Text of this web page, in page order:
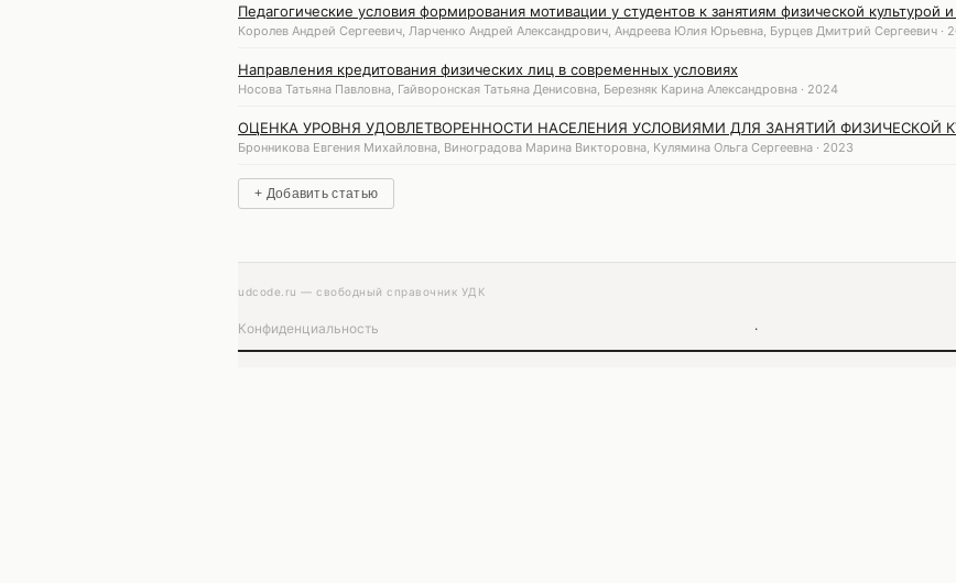
Педагогические условия формирования мотивации у студентов к занятиям физической культурой
Королев Андрей Сергеевич, Ларченко Андрей Александрович, Андреева Юлия Юрьевна, Бурцев Дмитрий Сергеевич ·
Направления кредитования физических лиц в современных условиях
Носова Татьяна Павловна, Гайворонская Татьяна Денисовна, Березняк Карина Александровна · 2024
ОЦЕНКА УРОВНЯ УДОВЛЕТВОРЕННОСТИ НАСЕЛЕНИЯ УСЛОВИЯМИ ДЛЯ ЗАНЯТИЙ ФИЗИЧЕСКОЙ
Бронникова Евгения Михайловна, Виноградова Марина Викторовна, Кулямина Ольга Сергеевна · 2023
+ Добавить статью
udcode.ru — свободный справочник УДК
Конфиденциальность ·